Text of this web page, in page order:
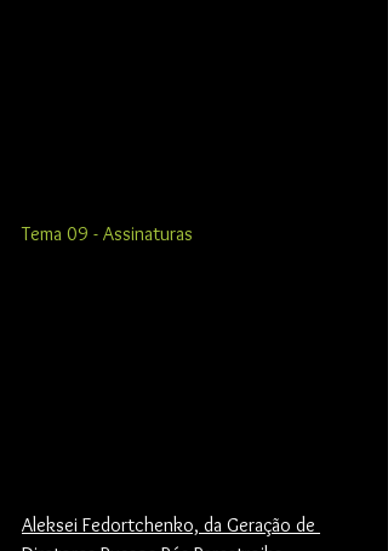
Tema 09 - Assinaturas
Aleksei Fedortchenko, da Geração de